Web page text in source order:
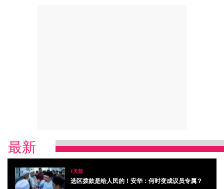
最新
1天前
选区拨款是给人民的！安华：何时变成议员专属？